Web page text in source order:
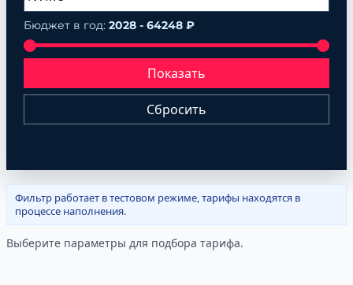
Бюджет в год: 2028 - 64248 ₽
Показать
Сбросить
Фильтр работает в тестовом режиме, тарифы находятся в
процессе наполнения.
Выберите параметры для подбора тарифа.